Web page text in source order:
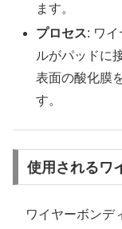
ます。
プロセス: ワ
ルがパッドに
表面の酸化膜
す。
使用されるワ
ワイヤーボンデ